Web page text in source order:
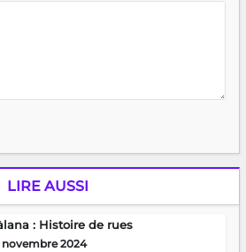
LIRE AUSSI
: Histoire de rues
novembre 2024